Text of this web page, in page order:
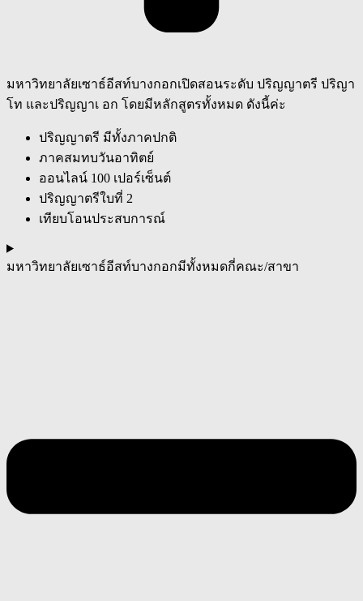
มหาวิทยาลัยเซาธ์อีสท์บางกอกเปิดสอนระดับ ปริญญาตรี ปริญา
โท และปริญญาเ อก โดยมีหลักสูตรทั้งหมด ดังนี้ค่ะ
ปริญญาตรี มีทั้งภาคปกติ
ภาคสมทบวันอาทิตย์
ออนไลน์ 100 เปอร์เซ็นต์
ปริญญาตรีใบที่ 2
เทียบโอนประสบการณ์
มหาวิทยาลัยเซาธ์อีสท์บางกอกมีทั้งหมดกี่คณะ/สาขา